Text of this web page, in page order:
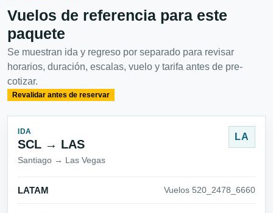
Vuelos de referencia para este
paquete
Se muestran ida y regreso por separado para revisar
horarios, duración, escalas, vuelo y tarifa antes de pre-
cotizar.
Revalidar antes de reservar
IDA
SCL → LAS
Santiago → Las Vegas
LA
LATAM Vuelos 520_2478_6660